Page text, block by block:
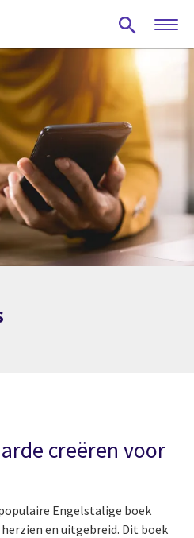
creëren voor
populaire Engelstalige boek
en uitgebreid. Dit boek